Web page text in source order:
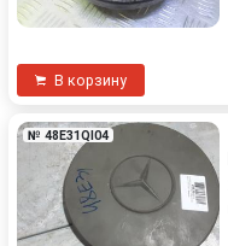
В корзину
№ 48E31QI04